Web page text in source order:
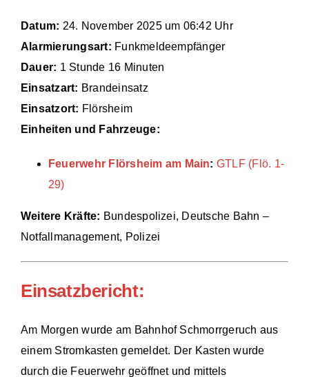
Über uns
Technik
Datum: 24. November 2025 um 06:42 Uhr
Alarmierungsart: Funkmeldeempfänger
Dauer: 1 Stunde 16 Minuten
Einsatzart: Brandeinsatz
Einsatzort: Flörsheim
Einheiten und Fahrzeuge:
Feuerwehr Flörsheim am Main: GTLF (Flö. 1-
29)
Weitere Kräfte: Bundespolizei, Deutsche Bahn –
Notfallmanagement, Polizei
Einsatzbericht:
Am Morgen wurde am Bahnhof Schmorrgeruch aus
einem Stromkasten gemeldet. Der Kasten wurde
durch die Feuerwehr geöffnet und mittels